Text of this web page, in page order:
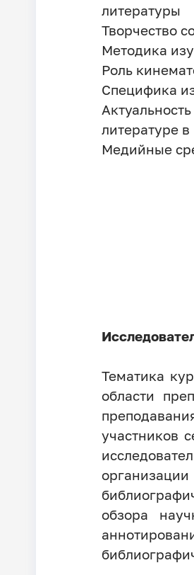
литературы
Творчество
Методика
Роль
Специфика
литературе
Медийные
Тематика
области
участников
обзора